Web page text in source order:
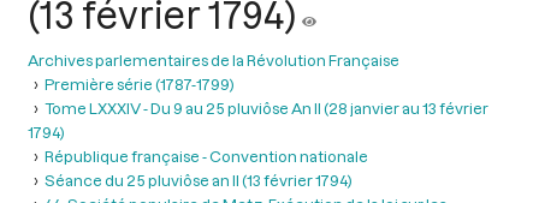
(13 février 1794)
Archives parlementaires de la Révolution Française
Première série (1787-1799)
Tome LXXXIV - Du 9 au 25 pluviôse An II (28 janvier au 13 février
1794)
République française - Convention nationale
Séance du 25 pluviôse an II (13 février 1794)